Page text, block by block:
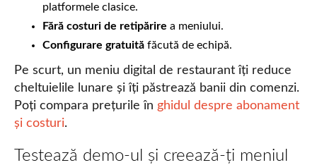
platformele clasice.
Fără costuri de retipărire a meniului.
Configurare gratuită făcută de echipă.
Pe scurt, un meniu digital de restaurant îți reduce
cheltuielile lunare și îți păstrează banii din comenzi.
Poți compara prețurile în ghidul despre abonament
și costuri.
Testează demo-ul și creează-ți meniul